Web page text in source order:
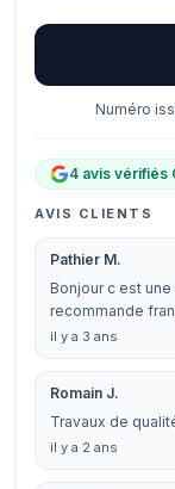
Numéro
4 avis vérifiés
AVIS CLIENTS
Pathier M.
Bonjour c est
recommande
il y a 3 ans
Romain J.
Travaux de
il y a 2 ans